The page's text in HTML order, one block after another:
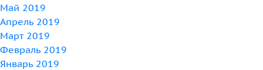
Май 2019
Апрель 2019
Март 2019
Февраль 2019
Январь 2019